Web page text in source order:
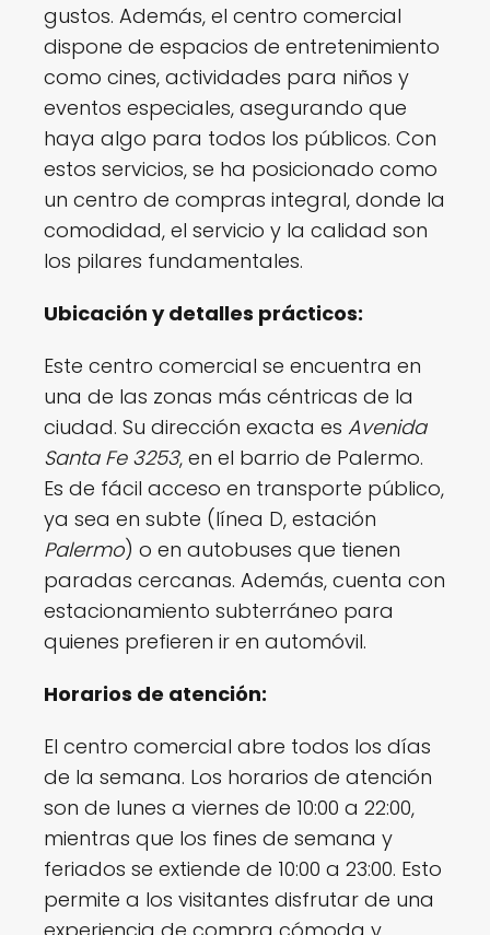
gustos. Además, el centro comercial
dispone de espacios de entretenimiento
como cines, actividades para niños y
eventos especiales, asegurando que
haya algo para todos los públicos. Con
estos servicios, se ha posicionado como
un centro de compras integral, donde la
comodidad, el servicio y la calidad son
los pilares fundamentales.
Ubicación y detalles prácticos:
Este centro comercial se encuentra en
una de las zonas más céntricas de la
ciudad. Su dirección exacta es Avenida
Santa Fe 3253, en el barrio de Palermo.
Es de fácil acceso en transporte público,
ya sea en subte (línea D, estación
Palermo) o en autobuses que tienen
paradas cercanas. Además, cuenta con
estacionamiento subterráneo para
quienes prefieren ir en automóvil.
Horarios de atención:
El centro comercial abre todos los días
de la semana. Los horarios de atención
son de lunes a viernes de 10:00 a 22:00,
mientras que los fines de semana y
feriados se extiende de 10:00 a 23:00. Esto
permite a los visitantes disfrutar de una